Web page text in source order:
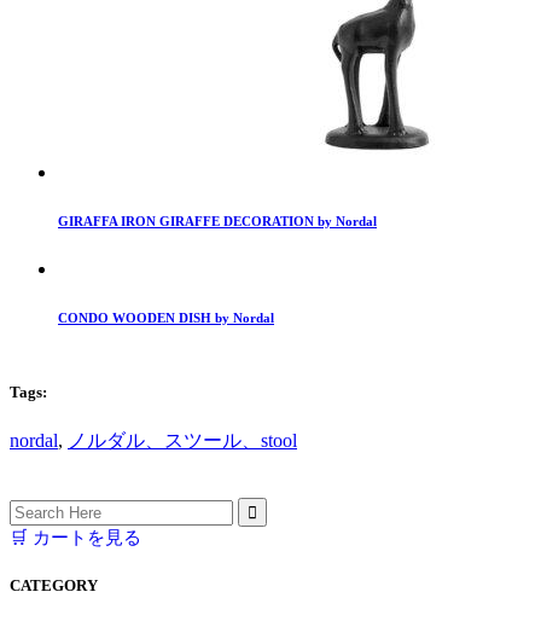
GIRAFFA IRON GIRAFFE DECORATION by Nordal
CONDO WOODEN DISH by Nordal
Tags:
nordal, ノルダル、スツール、stool
Search
for:
🛒 カートを見る
CATEGORY